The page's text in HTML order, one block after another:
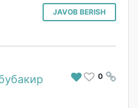
JAVOB BERISH
# 0